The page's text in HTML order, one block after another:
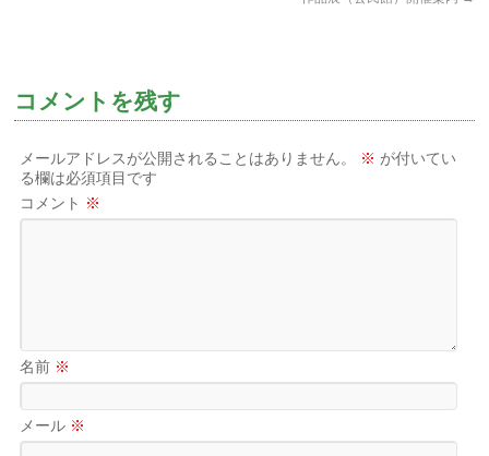
コメントを残す
メールアドレスが公開されることはありません。 ※ が付いてい
る欄は必須項目です
コメント ※
名前 ※
メール ※